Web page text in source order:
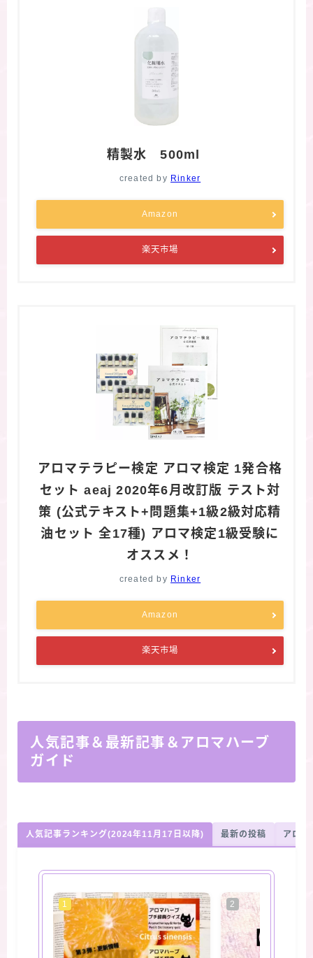
精製水 500ml
created by Rinker
Amazon
楽天市場
アロマテラピー検定 アロマ検定 1発合格
セット aeaj 2020年6月改訂版 テスト対
策 (公式テキスト+問題集+1級2級対応精
油セット 全17種) アロマ検定1級受験に
オススメ！
created by Rinker
Amazon
楽天市場
人気記事＆最新記事＆アロマハーブ
ガイド
人気記事ランキング(2024年11月17日以降) 最新の投稿 アロマ